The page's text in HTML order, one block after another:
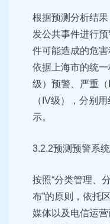
根据预测分析结
发公共事件进行
件可能造成的危害
依据上海市的统一
级）预警、严重
（IV级），分别
示。
3.2.2预测预警系
按照“分类管理、
布”的原则，依托
媒体以及电信运